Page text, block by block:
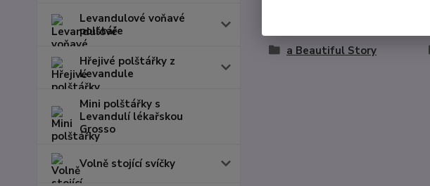
Levandulové voňavé
polštáře
Hřejivé polštářky z
Levandule
Mini polštářky s
Levandulí lékařskou
Grosso
Volně stojící svíčky
a Beautiful Story